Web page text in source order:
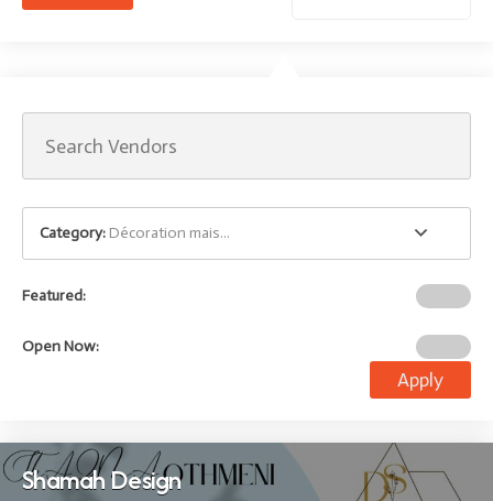
Category: Décoration mais...
Featured:
Open Now:
Apply
Shamah Design